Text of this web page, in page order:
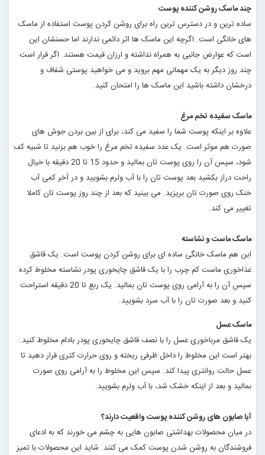
چند ماسک روشن کننده پوست
ساده ترین و در دسترس ترین راه برای روشن کردن پوست استفاده از ماسک
های خانگی است. اگرچه این ماسک ها اثر دائمی ندارند اما حسنشان این
است که عوارض جانبی به همراه نداشته و ارزان قیمت هستند. اگر قرار است
چند روز دیگر به یک مهمانی مهم بروید و می خواهید پوستی شفاف و
درخشان داشته باشید این ماسک ها را امتحان کنید.
ماسک سفیده تخم مرغ
علاوه بر اینکه پوست شما را سفید می کند، برای از بین بردن جوش های
صورت هم موثر است. یک عدد سفیده تخم مرغ را خوب هم بزنید تا شبیه کف
شود، سپس آن را روی پوست تان بمالید و حدود 15 تا 20 دقیقه با خیال
راحت دراز بکشید بعد پوست تان را با آب ولرم بشویید و در آخر کمی آب
خنک روی صورت تان بریزید. می بینید که بعد از چند روز پوست تان کاملا
تغییر می کند.
ماسک ماست و نشاسته
این هم ماسک خانگی ساده ای برای روشن کردن پوست است. یک قاشق
غذاخوری ماست کم چرب را با یک قاشق چایخوری پودر نشاسته مخلوط کرده
سپس آن را به آرامی روی پوست تان بمالید. یک ربع تا 20 دقیقه استراحت
کنید و بعد صورت تان را با آب سرد بشویید.
ماسک عسل
یک قاشق مرباخوری عسل را با نصف قاشق چایخوری پودر بادام مخلوط کنید.
بهتر است این مخلوط را داخل ظرفی ریخته و روی حرارت کتری قرار دهید تا
عسل حالت روانتری پیدا کند. سپس این مخلوط را به آرامی روی صورت
بمالید و بعد از اینکه خشک شد، با آب ولرم بشویید.
آیا صابون های روشن کننده پوست واقعیت دارند؟
در میان محصولات بهداشتی صابون هایی به چشم می خورند که به ادعای
فروشندگان به روشن شدن پوست کمک می کنند. شاید این محصولات با تمیز